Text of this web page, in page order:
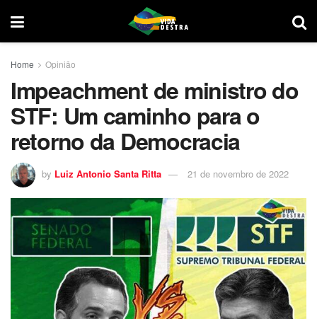
Home Opinião
Impeachment de ministro do
STF: Um caminho para o
retorno da Democracia
by Luiz Antonio Santa Ritta 21 de novembro de 2022